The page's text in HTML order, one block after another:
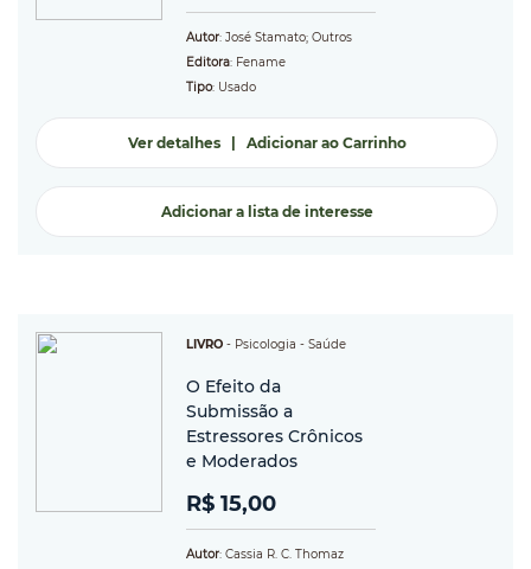
Autor: José Stamato; Outros
Editora: Fename
Tipo: Usado
Ver detalhes| Adicionar ao Carrinho
Adicionar a lista de interesse
LIVRO - Psicologia - Saúde
O Efeito da
Submissão a
Estressores Crônicos
e Moderados
R$ 15,00
Autor: Cassia R. C. Thomaz